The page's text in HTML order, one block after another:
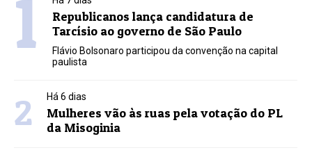
1
Republicanos lança candidatura de
Tarcísio ao governo de São Paulo
Flávio Bolsonaro participou da convenção na capital
paulista
2 Há 6 dias
Mulheres vão às ruas pela votação do PL
da Misoginia